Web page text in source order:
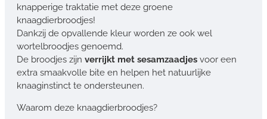
knapperige traktatie met deze groene
knaagdierbroodjes!
Dankzij de opvallende kleur worden ze ook wel
wortelbroodjes genoemd.
De broodjes zijn verrijkt met sesamzaadjes voor een
extra smaakvolle bite en helpen het natuurlijke
knaaginstinct te ondersteunen.
Waarom deze knaagdierbroodjes?